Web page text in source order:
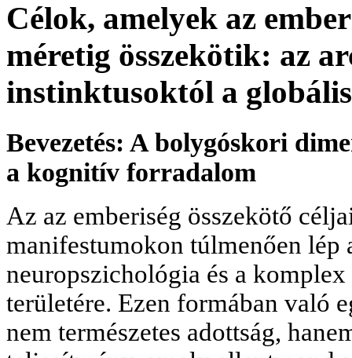
Célok, amelyek az
méretig összekötik: az
instinktusoktól a
Bevezetés: A bolygóskori
a kognitív forradalom
Az az emberiség összekötő
manifestumokon túlmenően
neuropszichológia és a
területére. Ezen formában való
nem természetes adottság,